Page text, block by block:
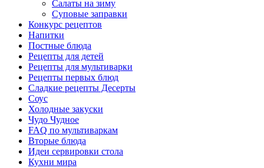
Салаты на зиму
Суповые заправки
Конкурс рецептов
Напитки
Постные блюда
Рецепты для детей
Рецепты для мультиварки
Рецепты первых блюд
Сладкие рецепты Десерты
Соус
Холодные закуски
Чудо Чудное
FAQ по мультиваркам
Вторые блюда
Идеи сервировки стола
Кухни мира